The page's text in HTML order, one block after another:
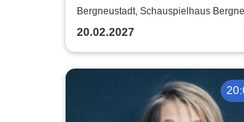
Bergneustadt, Schauspielhaus
20.02.2027